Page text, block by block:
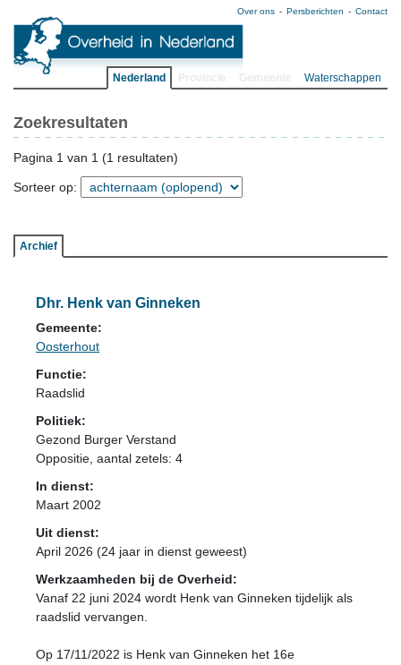
Over ons Persberichten Contact
Nederland Waterschappen
Zoekresultaten
Pagina 1 van 1 (1 resultaten)
Sorteer op:
Archief
Dhr. Henk van Ginneken
Gemeente:
Oosterhout
Functie:
Raadslid
Politiek:
Gezond Burger Verstand
Oppositie , aantal zetels: 4
In dienst:
Maart 2002
Uit dienst:
April 2026 (24 jaar in dienst geweest)
Werkzaamheden bij de Overheid:
Vanaf 22 juni 2024 wordt Henk van Ginneken tijdelijk als
raadslid vervangen.
Op 17/11/2022 is Henk van Ginneken het 16e